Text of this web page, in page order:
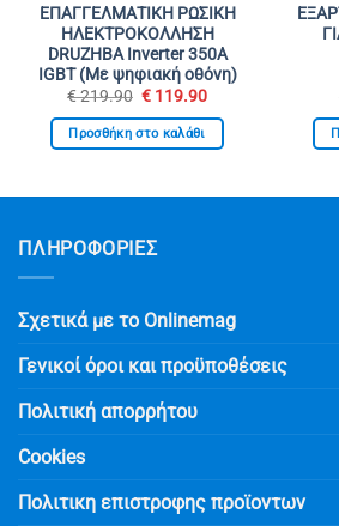
ΕΠΑΓΓΕΛΜΑΤΙΚΗ ΡΩΣΙΚΗ
ΗΛΕΚΤΡΟΚΟΛΛΗΣΗ
DRUZHBA Inverter 350Α
IGBT (Με ψηφιακή οθόνη)
€219.90 Original
was:
€ 219.90.
€ 119.90Η
τιμή
είναι:
Προσθήκη στο καλάθι
ΠΛΗΡΟΦΟΡΙΕΣ
Σχετικά με το Onlinemag
Γενικοί όροι και προϋποθέσεις
Πολιτική απορρήτου
Cookies
Πολιτικη επιστροφης προϊοντων